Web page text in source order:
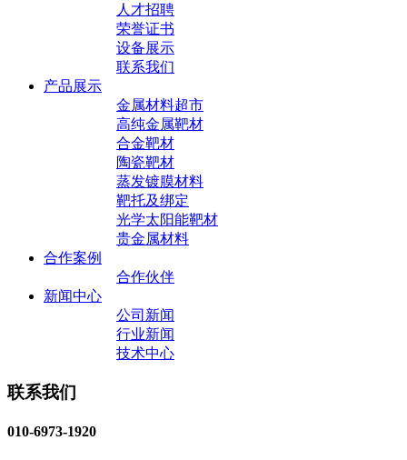
人才招聘
荣誉证书
设备展示
联系我们
产品展示
金属材料超市
高纯金属靶材
合金靶材
陶瓷靶材
蒸发镀膜材料
靶托及绑定
光学太阳能靶材
贵金属材料
合作案例
合作伙伴
新闻中心
公司新闻
行业新闻
技术中心
联系我们
010-6973-1920